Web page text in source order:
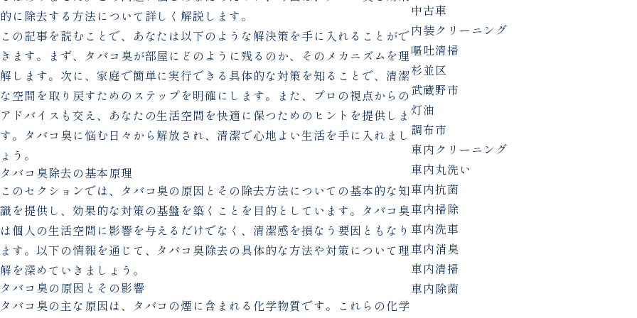
的に除去する方法について詳しく解説します。
この記事を読むことで、あなたは以下のような解決策を手に入れることがで
きます。まず、タバコ臭が部屋にどのように残るのか、そのメカニズムを理
解します。次に、家庭で簡単に実行できる具体的な対策を知ることで、清潔
な空間を取り戻すためのステップを明確にします。また、プロの視点からの
アドバイスも交え、あなたの生活空間を快適に保つためのヒントを提供しま
す。タバコ臭に悩む日々から解放され、清潔で心地よい生活を手に入れまし
ょう。
タバコ臭除去の基本原理
このセクションでは、タバコ臭の原因とその除去方法についての基本的な知
識を提供し、効果的な対策の基盤を築くことを目的としています。タバコ臭
は個人の生活空間に影響を与えるだけでなく、清潔感を損なう要因ともなり
ます。以下の情報を通じて、タバコ臭除去の具体的な方法や対策について理
解を深めていきましょう。
タバコ臭の原因とその影響
タバコ臭の主な原因は、タバコの煙に含まれる化学物質です。これらの化学
中古車
内装クリーニング
嘔吐清掃
杉並区
武蔵野市
灯油
調布市
車内クリーニング
車内丸洗い
車内抗菌
車内掃除
車内洗車
車内消臭
車内清掃
車内除菌